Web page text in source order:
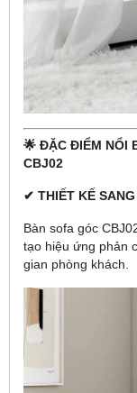
🌟 ĐẶC ĐIỂM NỔI
CBJ02
✔ THIẾT KẾ
Bàn sofa góc
tạo hiệu ứng phản
gian phòng khách.